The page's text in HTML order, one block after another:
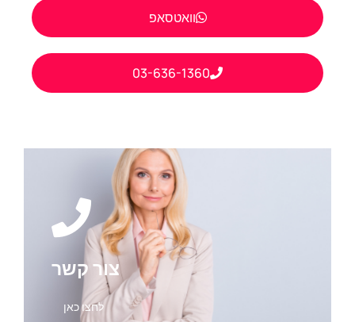
וואטסאפ
03-636-1360
צור קשר
לחצו כאן